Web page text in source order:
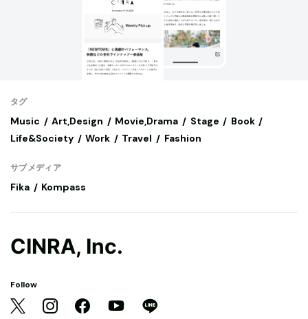
タグ
Music Art,Design Movie,Drama Stage
Book
Life&Society
Work Travel Fashion
サブメディア
Fika Kompass
CINRA, Inc.
Follow